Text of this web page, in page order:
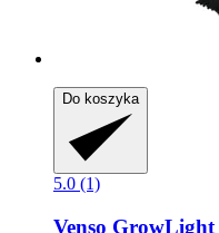
Do koszyka
5.0 (1)
Venso GrowLight